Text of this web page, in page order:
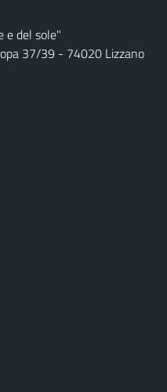
e del sole"
37/39 - 74020 Lizzano